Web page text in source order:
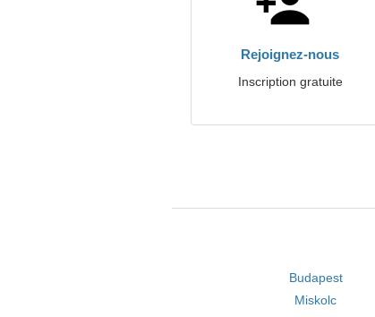
Rejoignez-nous
Inscription gratuite
Budapest
Miskolc